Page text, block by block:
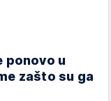
ponovo u
zašto su ga